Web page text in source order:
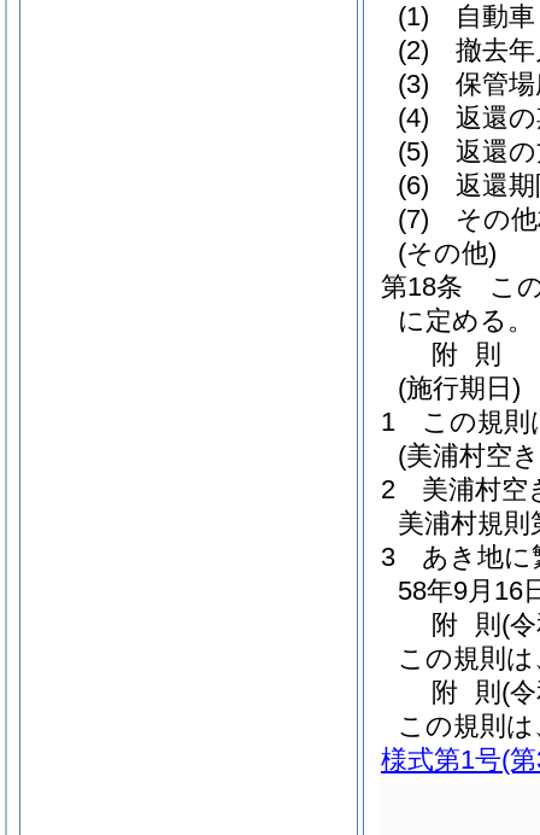
(1)
自動
(2)
撤去
(3)
保管
(4)
返還
(5)
返還
(6)
返還
(7)
その
(その他)
第18条
こ
に定める。
附 則
(施行期日)
1
この規則
(美浦村空
2
美浦村空
美浦村規則
3
あき地に
58年9月16
附 則 (
この規則
附 則 (
この規則
様式第1号(